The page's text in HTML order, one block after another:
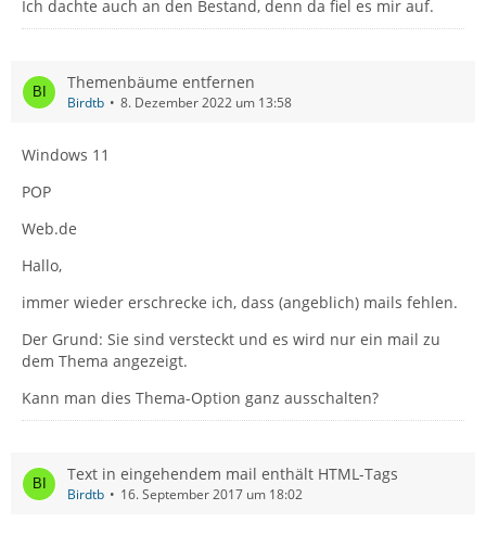
Ich dachte auch an den Bestand, denn da fiel es mir auf.
Themenbäume entfernen
Birdtb 8. Dezember 2022 um 13:58
Windows 11
POP
Web.de
Hallo,
immer wieder erschrecke ich, dass (angeblich) mails fehlen.
Der Grund: Sie sind versteckt und es wird nur ein mail zu
dem Thema angezeigt.
Kann man dies Thema-Option ganz ausschalten?
Text in eingehendem mail enthält HTML-Tags
Birdtb 16. September 2017 um 18:02